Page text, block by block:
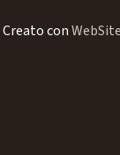
Creato con